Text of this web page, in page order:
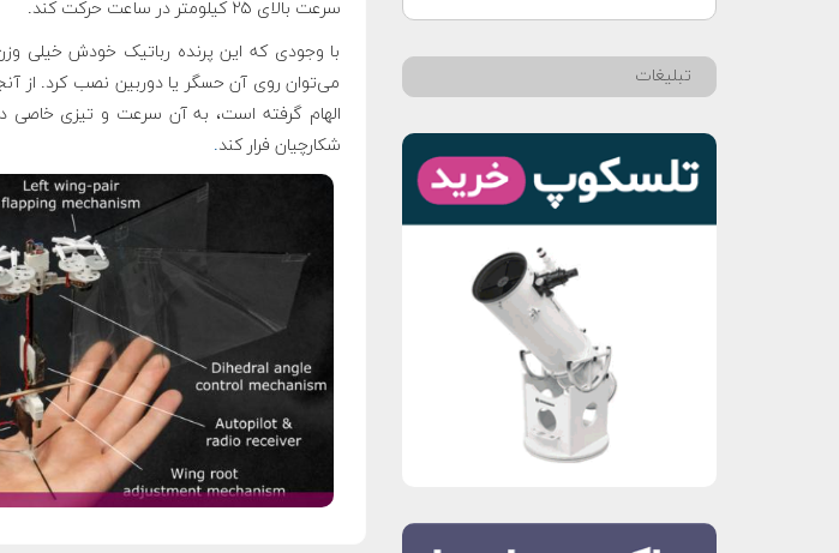
تبلیغات
سرعت بالای ۲۵ کیلومتر در ساعت حرکت کند.
با وجودی که این پرنده رباتیک خودش خیلی
می‌توان روی آن حسگر یا دوربین نصب کرد. از
الهام گرفته است، به آن سرعت و تیزی خاصی
شکارچیان فرار کند.